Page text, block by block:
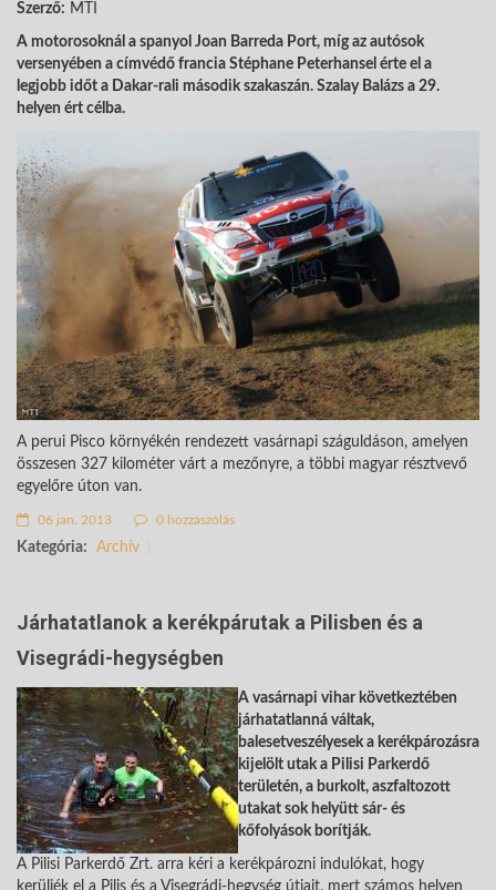
Szerző: MTI
A motorosoknál a spanyol Joan Barreda Port, míg az autósok
versenyében a címvédő francia Stéphane Peterhansel érte el a
legjobb időt a Dakar-rali második szakaszán. Szalay Balázs a 29.
helyen ért célba.
A perui Pisco környékén rendezett vasárnapi száguldáson, amelyen
összesen 327 kilométer várt a mezőnyre, a többi magyar résztvevő
egyelőre úton van.
06 jan. 2013 0 hozzászólás
Kategória: Archív
Járhatatlanok a kerékpárutak a Pilisben és a
Visegrádi-hegységben
A vasárnapi vihar következtében
járhatatlanná váltak,
balesetveszélyesek a kerékpározásra
kijelölt utak a Pilisi Parkerdő
területén, a burkolt, aszfaltozott
utakat sok helyütt sár- és
kőfolyások borítják.
A Pilisi Parkerdő Zrt. arra kéri a kerékpározni indulókat, hogy